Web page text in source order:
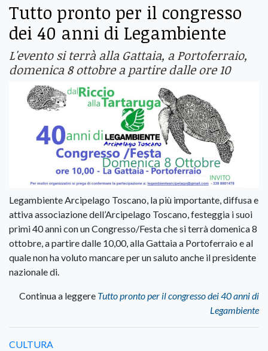
Tutto pronto per il congresso
dei 40 anni di Legambiente
L'evento si terrà alla Gattaia, a Portoferraio,
domenica 8 ottobre a partire dalle ore 10
Legambiente Arcipelago Toscano, la più importante, diffusa e
attiva associazione dell’Arcipelago Toscano, festeggia i suoi
primi 40 anni con un Congresso/Festa che si terrà domenica 8
ottobre, a partire dalle 10,00, alla Gattaia a Portoferraio e al
quale non ha voluto mancare per un saluto anche il presidente
nazionale di.
Continua a leggere Tutto pronto per il congresso dei 40 anni di
Legambiente
CULTURA